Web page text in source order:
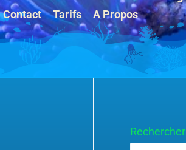
Contact Tarifs A Propos
Rechercher